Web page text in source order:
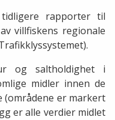
rapporter til
villfiskens regionale
og saltholdighet i
midler innen de
(områdene er markert
er alle verdier midlet